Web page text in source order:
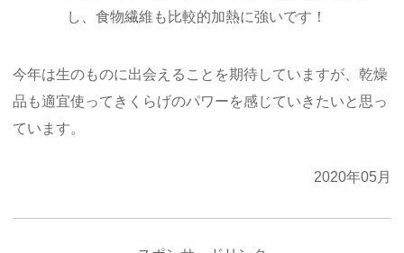
し、食物繊維も比較的加熱に強いです！
今年は生のものに出会えることを期待していますが、乾燥
品も適宜使ってきくらげのパワーを感じていきたいと思っ
ています。
2020年05月